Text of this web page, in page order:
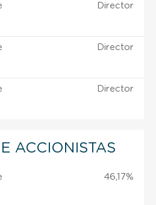
Director
Director
Director
ACCIONISTAS
46,17%